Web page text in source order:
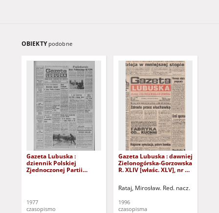
OBIEKTY podobne
Gazeta Lubuska :
dziennik Polskiej
Zjednoczonej Partii
1977
czasopismo
Gazeta Lubuska : dawniej
Zielonogórska-Gorzowska
R. XLIV [właśc. XLV], nr 52
Rataj, Mirosław. Red. nacz.
1996
czasopisma